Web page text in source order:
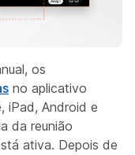
os
no aplicativo
iPad, Android e
da reunião
ativa. Depois de